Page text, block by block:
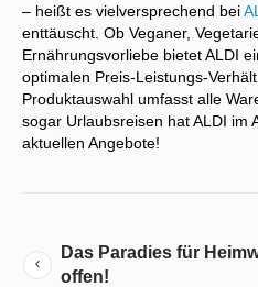
– heißt es vielversprechend bei
enttäuscht. Ob Veganer,
Ernährungsvorliebe bietet ALDI
optimalen Preis-Leistungs-
Produktauswahl umfasst alle
sogar Urlaubsreisen hat ALDI im
aktuellen Angebote!
Das Paradies für
offen!